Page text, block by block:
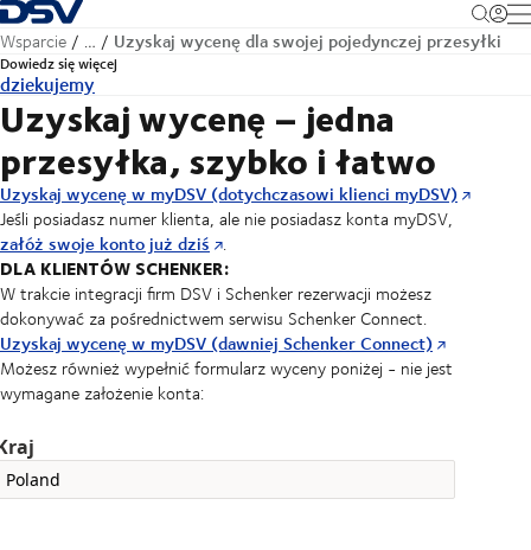
Cofnij do strony głównej
Wsparcie … Uzyskaj wycenę dla swojej pojedynczej przesyłki
Dowiedz się więcej
dziekujemy
Uzyskaj wycenę – jedna
przesyłka, szybko i łatwo
Uzyskaj wycenę w myDSV (dotychczasowi klienci myDSV)
Jeśli posiadasz numer klienta, ale nie posiadasz konta myDSV,
załóż swoje konto już dziś .
DLA KLIENTÓW SCHENKER:
W trakcie integracji firm DSV i Schenker rezerwacji możesz
dokonywać za pośrednictwem serwisu Schenker Connect.
Uzyskaj wycenę w myDSV (dawniej Schenker Connect)
Możesz również wypełnić formularz wyceny poniżej - nie jest
wymagane założenie konta: